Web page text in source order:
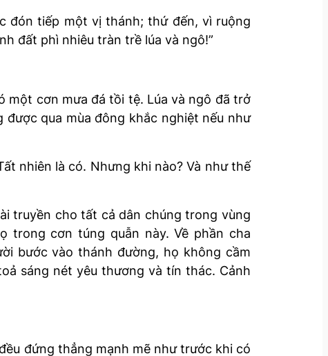
đón tiếp một vị thánh; thứ đến, vì ruộng
đất phì nhiêu tràn trề lúa và ngô!”
một cơn mưa đá tồi tệ. Lúa và ngô đã trở
qua mùa đông khắc nghiệt nếu như
nhiên là có. Nhưng khi nào? Và như thế
truyền cho tất cả dân chúng trong vùng
trong cơn túng quẫn này. Về phần cha
bước vào thánh đường, họ không cầm
sáng nét yêu thương và tín thác. Cảnh
đứng thẳng mạnh mẽ như trước khi có